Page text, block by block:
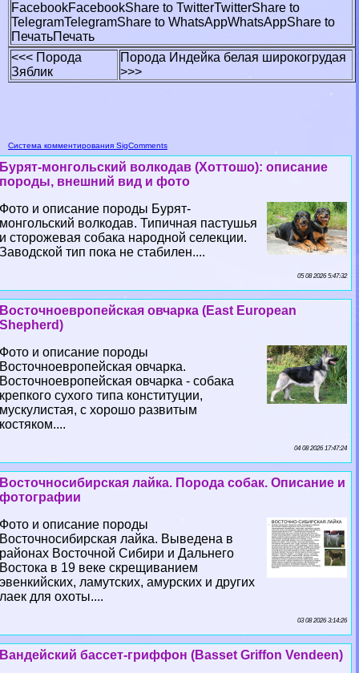
FacebookFacebookShare to TwitterTwitterShare to
TelegramTelegramShare to WhatsAppWhatsAppShare to
ПечатьПечать
<<< Порода
Зяблик
Порода Индейка белая широкогрудая
>>>
Система комментирования SigComments
Бурят-монгольский волкодав (Хоттошо): описание
породы, внешний вид и фото
Фото и описание породы Бурят-
монгольский волкодав. Типичная пастушья
и сторожевая собака народной селекции.
Заводской тип пока не стабилен....
05 08 2026 5:47:32
Восточноевропейская овчарка (East European
Shepherd)
Фото и описание породы
Восточноевропейская овчарка.
Восточноевропейская овчарка - собака
крепкого сухого типа конституции,
мускулистая, с хорошо развитым
костяком....
04 08 2026 17:47:24
Восточносибирская лайка. Порода собак. Описание и
фотографии
Фото и описание породы
Восточносибирская лайка. Выведена в
районах Восточной Сибири и Дальнего
Востока в 19 веке скрещиванием
эвенкийских, ламутских, амурских и других
лаек для охоты....
03 08 2026 3:14:26
Вандейский бассет-гриффон (Basset Griffon Vendeen)